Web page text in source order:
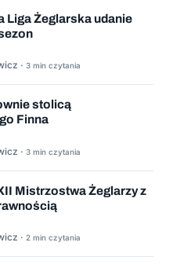
Liga Żeglarska udanie
· 3 min czytania
stolicą
Finna
· 3 min czytania
Mistrzostwa Żeglarzy z
· 2 min czytania